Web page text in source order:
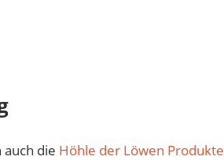
die Höhle der Löwen Produkte